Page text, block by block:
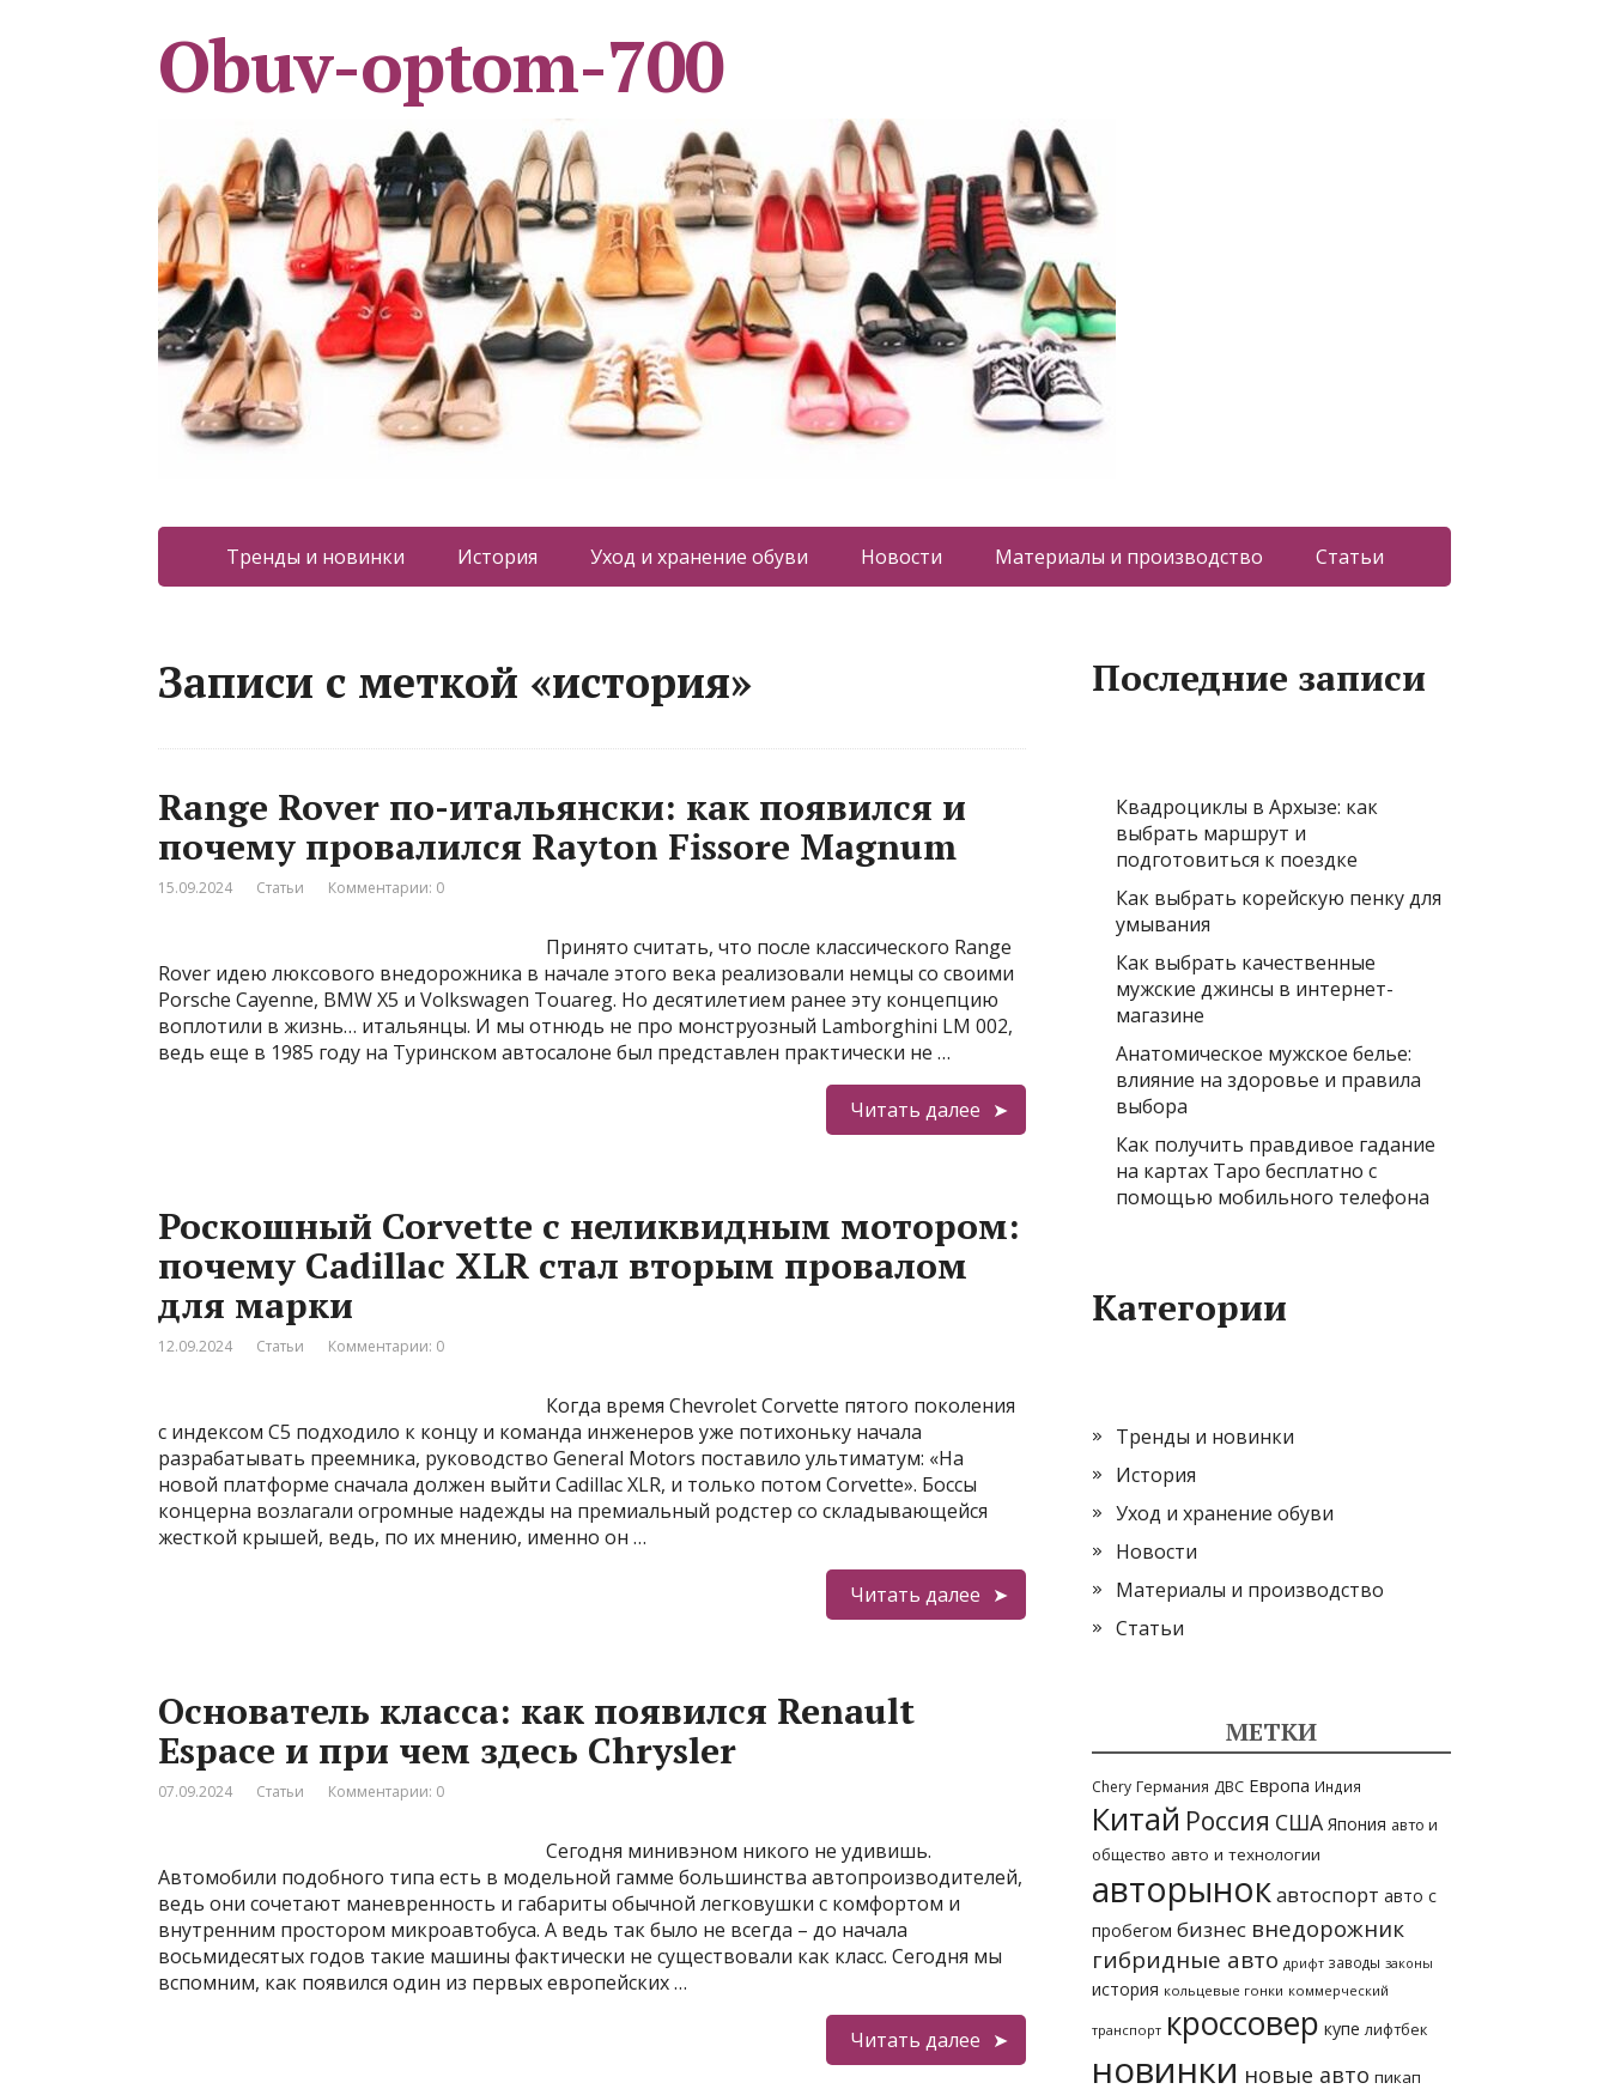
Obuv-optom-700
Тренды и новинки История Уход и хранение обуви Новости Материалы и производство Статьи
Записи с меткой «история»
Range Rover по-итальянски: как появился и
почему провалился Rayton Fissore Magnum
15.09.2024 Статьи Комментарии: 0
Принято считать, что после классического Range
Rover идею люксового внедорожника в начале этого века реализовали немцы со своими
Porsche Cayenne, BMW X5 и Volkswagen Touareg. Но десятилетием ранее эту концепцию
воплотили в жизнь… итальянцы. И мы отнюдь не про монструозный Lamborghini LM 002,
ведь еще в 1985 году на Туринском автосалоне был представлен практически не …
Читать далее
Роскошный Corvette с неликвидным мотором:
почему Cadillac XLR стал вторым провалом
для марки
12.09.2024 Статьи Комментарии: 0
Когда время Chevrolet Corvette пятого поколения
с индексом С5 подходило к концу и команда инженеров уже потихоньку начала
разрабатывать преемника, руководство General Motors поставило ультиматум: «На
новой платформе сначала должен выйти Cadillac XLR, и только потом Corvette». Боссы
концерна возлагали огромные надежды на премиальный родстер со складывающейся
жесткой крышей, ведь, по их мнению, именно он …
Читать далее
Основатель класса: как появился Renault
Espace и при чем здесь Chrysler
07.09.2024 Статьи Комментарии: 0
Сегодня минивэном никого не удивишь.
Автомобили подобного типа есть в модельной гамме большинства автопроизводителей,
ведь они сочетают маневренность и габариты обычной легковушки с комфортом и
внутренним простором микроавтобуса. А ведь так было не всегда – до начала
восьмидесятых годов такие машины фактически не существовали как класс. Сегодня мы
вспомним, как появился один из первых европейских …
Читать далее
Последние записи
Квадроциклы в Архызе: как
выбрать маршрут и
подготовиться к поездке
Как выбрать корейскую пенку для
умывания
Как выбрать качественные
мужские джинсы в интернет-
магазине
Анатомическое мужское белье:
влияние на здоровье и правила
выбора
Как получить правдивое гадание
на картах Таро бесплатно с
помощью мобильного телефона
Категории
Тренды и новинки
История
Уход и хранение обуви
Новости
Материалы и производство
Статьи
МЕТКИ
Chery Германия ДВС Европа Индия
Китай Россия США Япония авто и
общество авто и технологии
авторынокавтоспорт авто с
пробегом бизнес внедорожник
гибридные авто дрифт заводы законы
история кольцевые гонки коммерческий
транспорт кроссовер купе лифтбек
новинки новые авто пикап